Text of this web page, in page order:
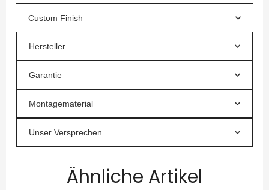
Custom Finish
Hersteller
Garantie
Montagematerial
Unser Versprechen
Ähnliche Artikel